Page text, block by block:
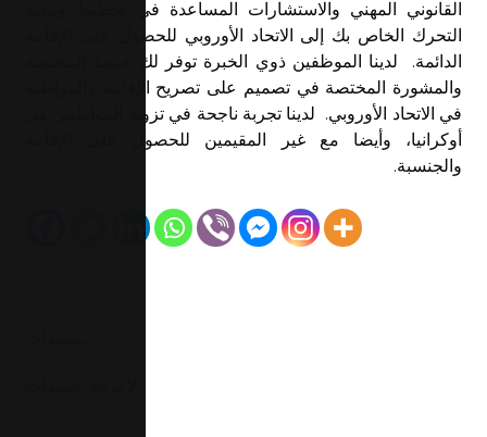
القانوني المهني والاستشارات المساعدة في تخطيط وتنفيذ
التحرك الخاص بك إلى الاتحاد الأوروبي للحصول على الإقامة
الدائمة. لدينا الموظفين ذوي الخبرة توفر لك خدمة المختصة
والمشورة المختصة في تصميم على تصريح الإقامة والمواطنة
في الاتحاد الأوروبي. لدينا تجربة ناجحة في تزويد المواطنين من
أوكرانيا، وأيضا مع غير المقيمين للحصول على الإقامة
والجنسبة.